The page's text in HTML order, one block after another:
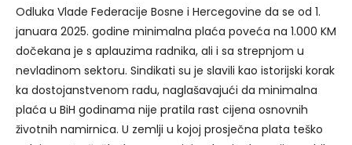
Odluka Vlade Federacije Bosne i Hercegovine da se od 1.
januara 2025. godine minimalna plaća poveća na 1.000 KM
dočekana je s aplauzima radnika, ali i sa strepnjom u
nevladinom sektoru. Sindikati su je slavili kao istorijski korak
ka dostojanstvenom radu, naglašavajući da minimalna
plaća u BiH godinama nije pratila rast cijena osnovnih
životnih namirnica. U zemlji u kojoj prosječna plata teško